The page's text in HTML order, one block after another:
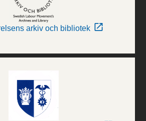
arkiv och bibliotek